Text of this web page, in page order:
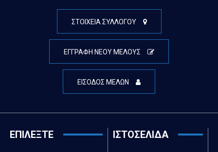
ΣΤΟΙΧΕΙΑ ΣΥΛΛΟΓΟΥ
ΕΓΓΡΑΦΗ ΝΕΟΥ ΜΕΛΟΥΣ
ΕΙΣΟΔΟΣ ΜΕΛΩΝ
ΕΠΙΛΕΞΤΕ ΙΣΤΟΣΕΛΙΔΑ